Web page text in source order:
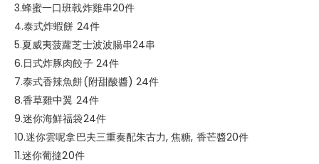
3.蜂蜜一口班戟炸雞串20件
4.泰式炸蝦餅 24件
5.夏威夷菠蘿芝士波波腸串24串
6.日式炸豚肉餃子 24件
7.泰式香辣魚餅(附甜酸醬) 24件
8.香草雞中翼 24件
9.迷你海鮮福袋24件
10.迷你雲呢拿巴夫三重奏配朱古力, 焦糖, 香芒醬20件
11.迷你葡撻20件